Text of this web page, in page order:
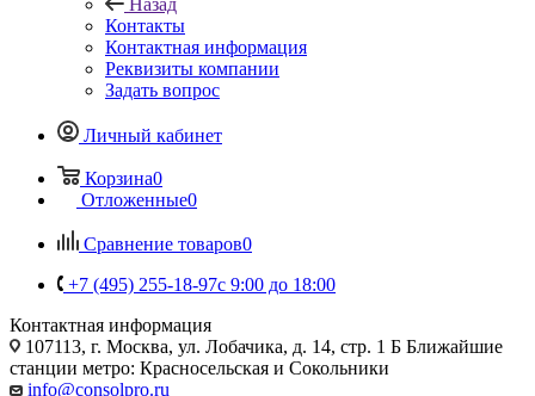
Назад
Контакты
Контактная информация
Реквизиты компании
Задать вопрос
Личный кабинет
Корзина0
Отложенные0
Сравнение товаров0
+7 (495) 255-18-97с 9:00 до 18:00
Контактная информация
107113, г. Москва, ул. Лобачика, д. 14, стр. 1 Б Ближайшие
станции метро: Красносельская и Сокольники
info@consolpro.ru